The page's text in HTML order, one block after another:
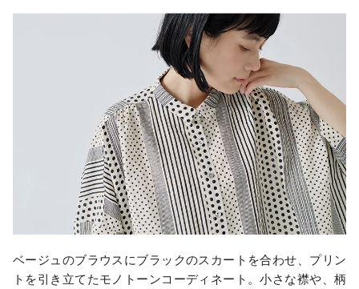
ベージュのブラウスにブラックのスカートを合わせ、プリン
トを引き立てたモノトーンコーディネート。小さな襟や、柄